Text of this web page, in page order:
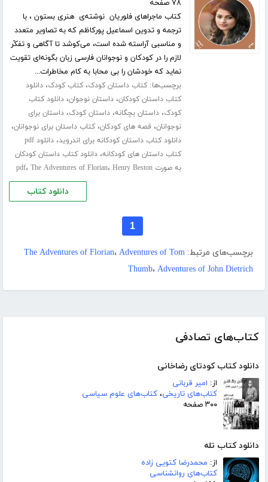
کتاب‌های تصادفی
دانلود کتاب کودتای رضاخانی
از: امیر قربانی
کتاب‌های تاریخی، کتاب‌های علوم سیاسی
۳۰۰ صفحه
دانلود کتاب تله
از: محمدرضا کتویی زاده
کتاب‌های روانشناسی
۷۸ صفحه
کتاب ماجراهای فلوریان نوشته‌ی هنری بستون ، با
ترجمه و تدوین اسماعیل پورکاظم که به تصاویر متعدد
و مناسبی آراسته شده است، می‌کوشد تا آگاهی و تفکّر
لازم را در کودکان و نوجوانان فارسی زبان بگونه‌ای تقویت
نماید که خودشان را بی محابا به کام مخاطرات...
برچسب‌ها:کتاب داستان کودک،کتاب کودک،دانلود
کتاب داستان کودکان،داستان نوجوان،دانلود کتاب
کودک،داستان بچگانه،داستان کودک،داستان برای
نوجوانان، قصه های کودکان،کتاب داستان برای نوجوانان،
دانلود کتاب داستان کودکانه برای اندروید،
دانلود pdf
کتاب داستان های کودکانه،دانلود کتاب داستان کودکان
به صورت pdf
، The Adventures of Florian، Henry Beston
دانلود کتاب
1
برچسب‌های مرتبط: The Adventures of Florian، Adventures of Tom
Thumb، Adventures of John Dietrich